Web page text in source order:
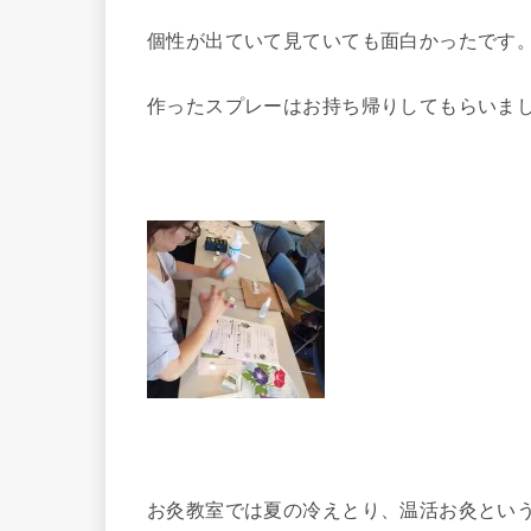
個性が出ていて見ていても面白かったです。
作ったスプレーはお持ち帰りしてもらいまし
お灸教室では夏の冷えとり、温活お灸とい